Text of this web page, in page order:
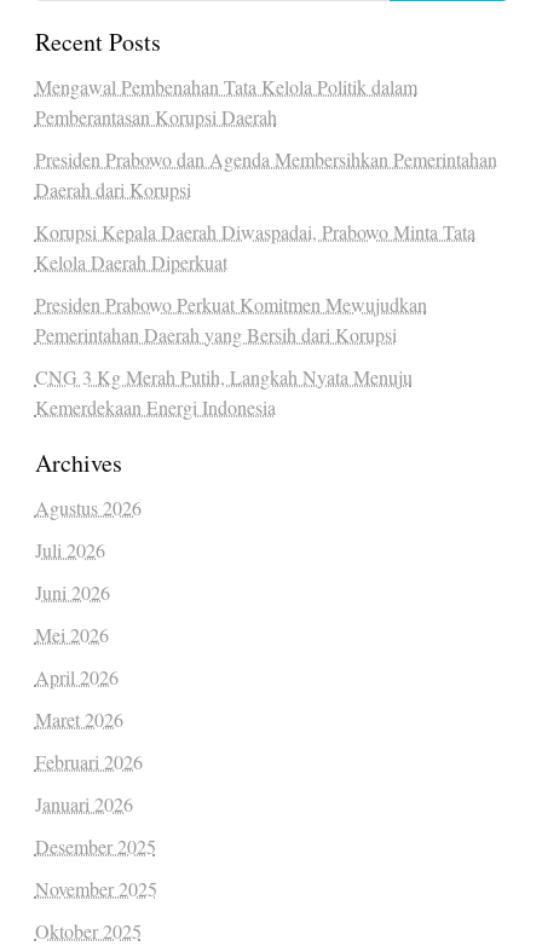
Recent Posts
Mengawal Pembenahan Tata Kelola Politik dalam
Pemberantasan Korupsi Daerah
Presiden Prabowo dan Agenda Membersihkan Pemerintahan
Daerah dari Korupsi
Korupsi Kepala Daerah Diwaspadai, Prabowo Minta Tata
Kelola Daerah Diperkuat
Presiden Prabowo Perkuat Komitmen Mewujudkan
Pemerintahan Daerah yang Bersih dari Korupsi
CNG 3 Kg Merah Putih, Langkah Nyata Menuju
Kemerdekaan Energi Indonesia
Archives
Agustus 2026
Juli 2026
Juni 2026
Mei 2026
April 2026
Maret 2026
Februari 2026
Januari 2026
Desember 2025
November 2025
Oktober 2025